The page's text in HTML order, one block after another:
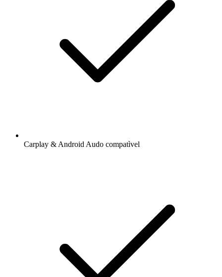
Carplay & Android Audo compatìvel